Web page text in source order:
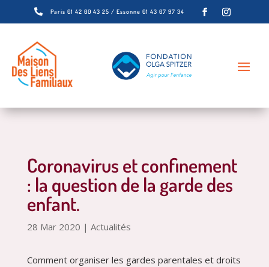
 Paris 01 42 00 43 25 / Essonne 01 43 07 97 34
Coronavirus et confinement
: la question de la garde des
enfant.
28 Mar 2020 | Actualités
Comment organiser les gardes parentales et droits